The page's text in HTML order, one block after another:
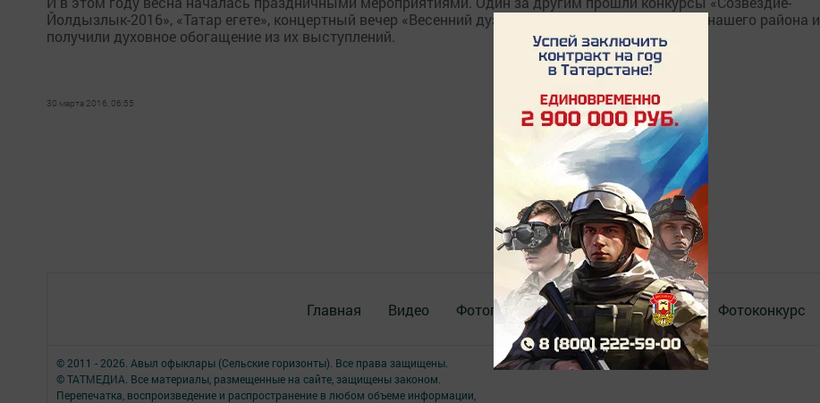
Йолдызлык-2016», «Татар егете», концертный вечер «Весенний дуэт». В них мы увидели таланты нашего района и
получили духовное обогащение из их выступлений.
30 марта 2016, 06:55
Главная Видео Фотогалереи Актуальное видео Фотоконкурс
© 2011 - 2026. Авыл офыклары (Сельские горизонты). Все права защищены.
© ТАТМЕДИА. Все материалы, размещенные на сайте, защищены законом.
Перепечатка, воспроизведение и распространение в любом объеме информации,